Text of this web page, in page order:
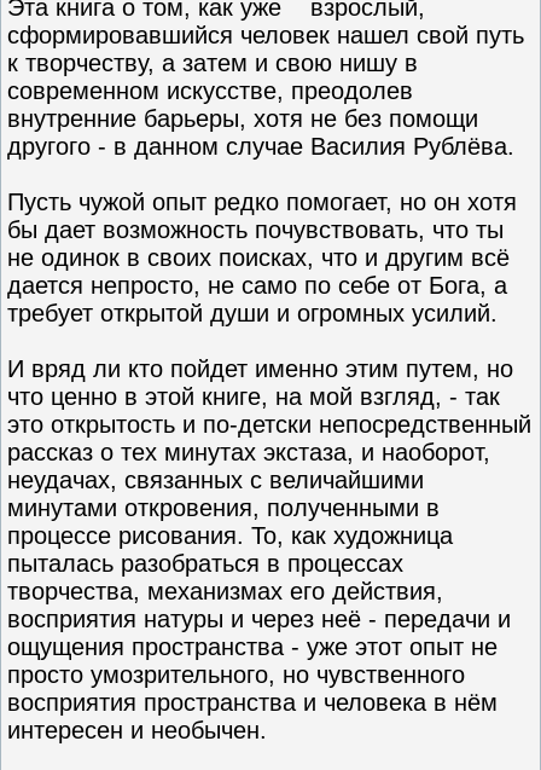
Эта книга о том, как уже взрослый,
сформировавшийся человек нашел свой путь
к творчеству, а затем и свою нишу в
современном искусстве, преодолев
внутренние барьеры, хотя не без помощи
другого - в данном случае Василия Рублёва.
Пусть чужой опыт редко помогает, но он хотя
бы дает возможность почувствовать, что ты
не одинок в своих поисках, что и другим всё
дается непросто, не само по себе от Бога, а
требует открытой души и огромных усилий.
И вряд ли кто пойдет именно этим путем, но
что ценно в этой книге, на мой взгляд, - так
это открытость и по-детски непосредственный
рассказ о тех минутах экстаза, и наоборот,
неудачах, связанных с величайшими
минутами откровения, полученными в
процессе рисования. То, как художница
пыталась разобраться в процессах
творчества, механизмах его действия,
восприятия натуры и через неё - передачи и
ощущения пространства - уже этот опыт не
просто умозрительного, но чувственного
восприятия пространства и человека в нём
интересен и необычен.